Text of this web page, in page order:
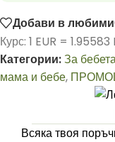
Добави в любими
Курс: 1 EUR = 1.95583
Категории:За
мама и бебе,
Всяка твоя